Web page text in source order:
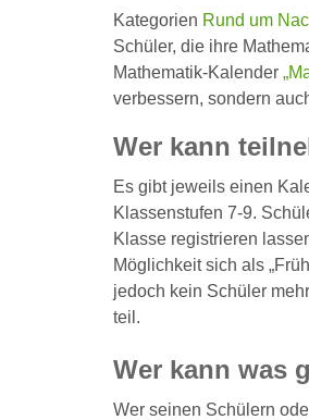
Kategorien Rund um
Schüler, die ihre
Mathematik-Kalender
verbessern, sondern
Wer kann
Es gibt jeweils einen
Klassenstufen 7-9.
Klasse registrieren
Möglichkeit sich als
jedoch kein Schüler
teil.
Wer kann was
Wer seinen Schülern